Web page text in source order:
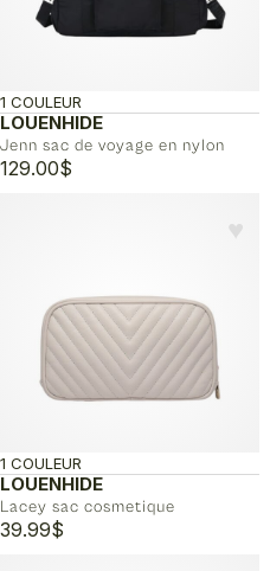
LOUENHIDE
Jenn sac de voyage en nylon
1 COULEUR
129.00$
♥︎
LOUENHIDE
Lacey sac cosmetique
1 COULEUR
39.99$